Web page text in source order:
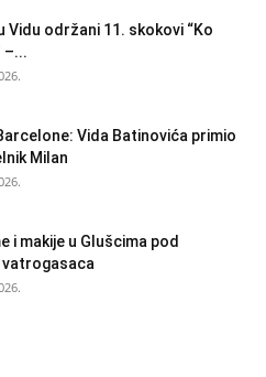
Vidu održani 11. skokovi “Ko
–...
Vida Batinovića primio
Milan
i makije u Glušcima pod